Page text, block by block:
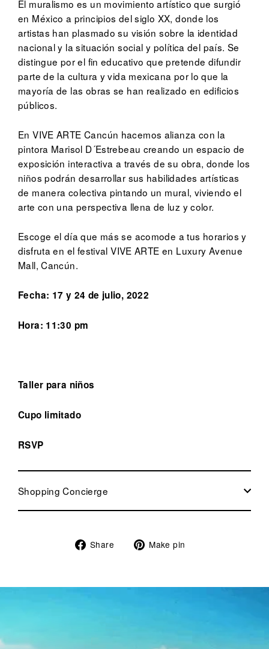
El muralismo es un movimiento artístico que surgió
en México a principios del siglo XX, donde los
artistas han plasmado su visión sobre la identidad
nacional y la situación social y política del país. Se
distingue por el fin educativo que pretende difundir
parte de la cultura y vida mexicana por lo que la
mayoría de las obras se han realizado en edificios
públicos.
En VIVE ARTE Cancún hacemos alianza con la
pintora Marisol D´Estrebeau creando un espacio de
exposición interactiva a través de su obra, donde los
niños podrán desarrollar sus habilidades artísticas
de manera colectiva pintando un mural, viviendo el
arte con una perspectiva llena de luz y color.
Escoge el día que más se acomode a tus horarios y
disfruta en el festival VIVE ARTE en Luxury Avenue
Mall, Cancún.
Fecha: 17 y 24 de julio, 2022
Hora: 11:30 pm
Taller para niños
Cupo limitado
RSVP
Shopping Concierge
Share
Share Make pin